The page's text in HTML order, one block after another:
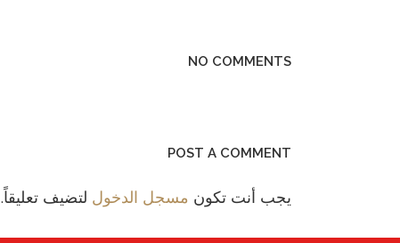
NO COMMENTS
POST A COMMENT
يجب أنت تكون مسجل الدخول لتضيف تعليقاً.